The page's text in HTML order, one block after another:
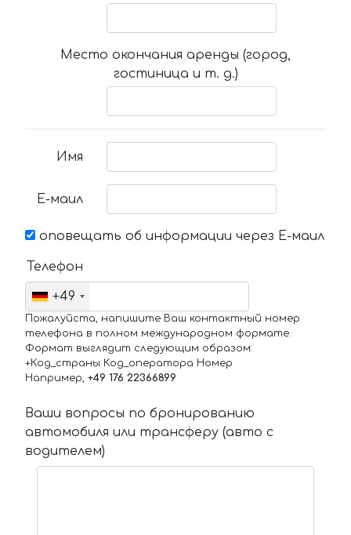
Место окончания аренды (город,
гостиница и т. д.)
Имя
Е-маил
оповещать об информации через Е-маил
Телефон
+49
Пожалуйста, напишите Ваш контактный номер
телефона в полном международном формате.
Формат выглядит следующим образом:
+Код_страны Код_оператора Номер
Например, +49 176 22366899
Ваши вопросы по бронированию
автомобиля или трансферу (авто с
водителем)